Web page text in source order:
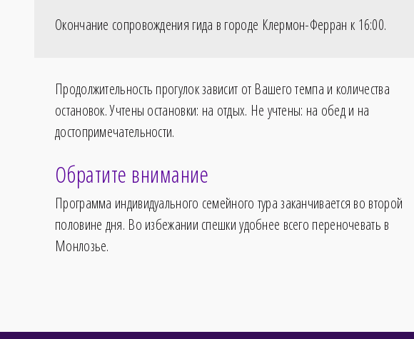
Окончание сопровождения гида в городе Клермон-Ферран к 16:00.
Продолжительность прогулок зависит от Вашего темпа и количества
остановок. Учтены остановки: на отдых. Не учтены: на обед и на
достопримечательности.
Обратите внимание
Программа индивидуального семейного тура заканчивается во второй
половине дня. Во избежании спешки удобнее всего переночевать в
Монлозье.